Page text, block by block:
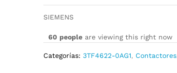
SIEMENS
60 people are viewing this right now
Categorías:3TF4622-0AG1, Contactores